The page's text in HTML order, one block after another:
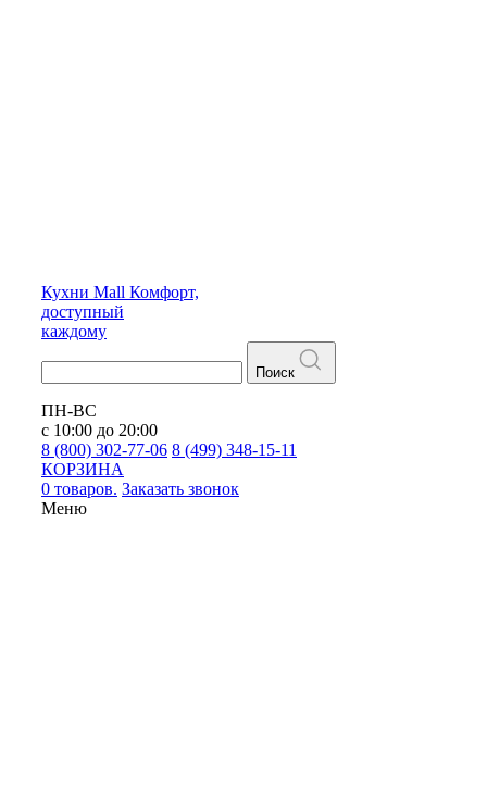
Кухни Mall Комфорт,
доступный
каждому
Поиск
ПН-ВС
с 10:00 до 20:00
8 (800) 302-77-06 8 (499) 348-15-11
КОРЗИНА
0 товаров. Заказать звонок
Меню